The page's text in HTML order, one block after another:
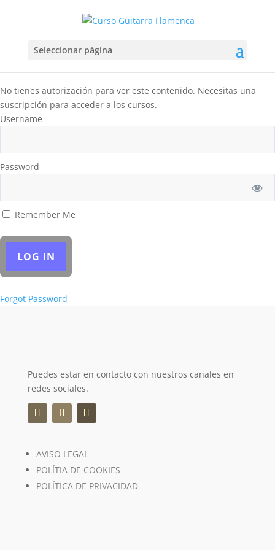
Seleccionar página
No tienes autorización para ver este contenido. Necesitas una
suscripción para acceder a los cursos.
Username
Password
Remember Me
Forgot Password
Puedes estar en contacto con nuestros canales en
redes sociales.
AVISO LEGAL
POLÍTIA DE COOKIES
POLÍTICA DE PRIVACIDAD